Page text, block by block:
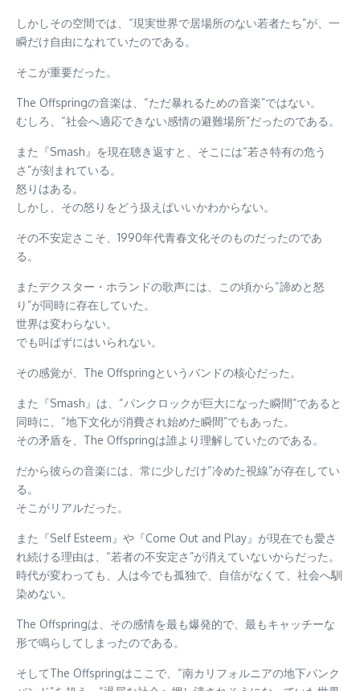
しかしその空間では、“現実世界で居場所のない若者たち”が、一
瞬だけ自由になれていたのである。
そこが重要だった。
The Offspringの音楽は、“ただ暴れるための音楽”ではない。
むしろ、“社会へ適応できない感情の避難場所”だったのである。
また『Smash』を現在聴き返すと、そこには“若さ特有の危う
さ”が刻まれている。
怒りはある。
しかし、その怒りをどう扱えばいいかわからない。
その不安定さこそ、1990年代青春文化そのものだったのであ
る。
またデクスター・ホランドの歌声には、この頃から“諦めと怒
り”が同時に存在していた。
世界は変わらない。
でも叫ばずにはいられない。
その感覚が、The Offspringというバンドの核心だった。
また『Smash』は、“パンクロックが巨大になった瞬間”であると
同時に、“地下文化が消費され始めた瞬間”でもあった。
その矛盾を、The Offspringは誰より理解していたのである。
だから彼らの音楽には、常に少しだけ“冷めた視線”が存在してい
る。
そこがリアルだった。
また『Self Esteem』や『Come Out and Play』が現在でも愛さ
れ続ける理由は、“若者の不安定さ”が消えていないからだった。
時代が変わっても、人は今でも孤独で、自信がなくて、社会へ馴
染めない。
The Offspringは、その感情を最も爆発的で、最もキャッチーな
形で鳴らしてしまったのである。
そしてThe Offspringはここで、“南カリフォルニアの地下パンク